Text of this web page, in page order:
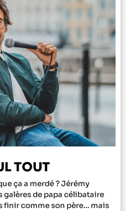
TOUT
ça a merdé ? Jérémy
galères de papa célibataire
finir comme son père... mais